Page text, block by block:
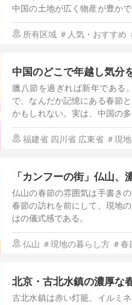
中国の土地が広く物産が豊か
見てみよう！
所有区域 ＃人気・おすすめ
中国のどこで年越し気分
臘八節を過ぎれば新年である
で、なんだか記憶にある春節
かもしれない。実は、中国の
分）を持っている。
福建省 四川省 広東省 ＃現
「カンフーの街」仏山、
仏山の春節の雰囲気は手書き
春節の訪れを前にして、現地
はの儀式感である。
仏山 ＃現地の暮らし方 ＃春
北京・古北水鎮の濃厚な
古北水鎮は赤い灯籠、イルミ